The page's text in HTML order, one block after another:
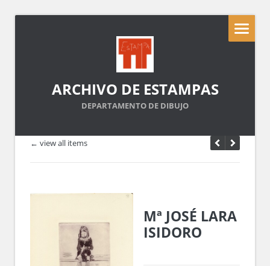
ARCHIVO DE ESTAMPAS
DEPARTAMENTO DE DIBUJO
← view all items
Mª JOSÉ LARA
ISIDORO